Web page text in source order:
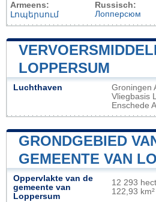
Armeens:
Լոպերսում
Russisch:
Лопперсюм
LOPPERSUM
Luchthaven Groningen
Vliegbasis
Enschede
GRONDGEBIED
GEMEENTE VAN
Oppervlakte van de
gemeente van
Loppersum
12 293
122,93 km²